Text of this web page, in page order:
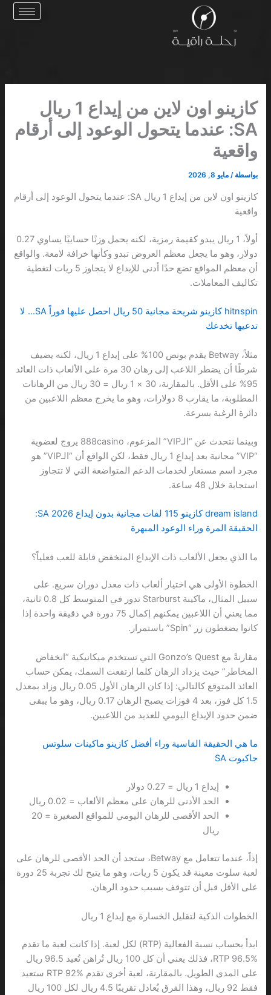
كازينو اون لاين من إيداع 1 ريال
SA: عندما يتحول الوعود إلى أرقام
واقعية
بواسطة /مايو 8, 2026
كازينو اون لاين من إيداع 1 ريال SA: عندما يتحول الوعود إلى أرقام
واقعية
أولاً، 1 ريال يبدو كقيمة رمزية، لكنه يحمل وزنًا حسابيًا يساوي 0.27
دولار، وهو ما يجعل معظم العروض تبدو وكأنها خرافة لامعة. والواقع
أن معظم المواقع تضع حدًا أدنى للإيداع لا يتجاوز 5 ريات لتغطية
تكاليف المعاملات.
hitnspin كازينو شريحة مجانية 50 ريال احصل عليها فوراً SA… لا
تدعيها تخدعك
مثلاً، Betway يقدم بونص 100% على إيداع 1 ريال، لكنه يضيف
شرطًا أن يضطر اللاعب إلى رهان 30 مرة على الألعاب ذات العائد
95% على الأقل. بالمقارنة، 30 × 1 ريال = 30 ريال من الرهانات
المطلوبة، ما يقارب 8 دولارات، وهو ما يخرج معظم اللاعبين من
دائرة الرغبة بسرعة.
وبينما نتحدث عن “الـVIP” المزعوم، 888casino يروج لعضوية
“VIP” مجانية بعد إيداع 1 ريال فقط، لكن الواقع أن “الـVIP” هو
مجرد اسم مستعار لخدمات الدعم المتواضعة التي لا تتجاوز
استجابة خلال 48 ساعة.
dream island كازينو 115 لفات مجانية بدون إيداع 2026 SA:
الحقيقة المرة وراء الوعود المبهرة
ما الذي يجعل الألعاب ذات الإيداع المنخفض قابلة للعب فعلياً؟
الخطوة الأولى هي اختيار ألعاب ذات معدل دوران سريع. على
سبيل المثال، ماكينة Starburst تدور في المتوسط كل 0.8 ثانية،
مما يعني أن اللاعبين يمكنهم إكمال 75 دورة في دقيقة واحدة إذا
كانوا يضغطون زر “Spin” باستمرار.
مقارنةً مع Gonzo’s Quest التي تستخدم ميكانيكية “انخفاض
المخاطر” حيث يزداد الرهان كلما ارتفعت السمك، يمكن حساب
العائد المتوقع كالتالي: إذا كان الرهان الأول 0.05 ريال وزاد بمعدل
1.5 كل فوز، بعد 4 فوزات يصبح الرهان 0.17 ريال، وهو ما يبقى
ضمن حدود الإيداع اليومي للعديد من اللاعبين.
ما هي الحقيقة القاسية وراء أفضل كازينو ماكينات سلوتس
جاكبوت SA
إيداع 1 ريال = 0.27 دولار
الحد الأدنى للرهان على معظم الألعاب = 0.02 ريال
الحد الأقصى للرهان اليومي للمواقع الصغيرة = 20
ريال
إذاً، عندما تتعامل مع Betway، ستجد أن الحد الأقصى للرهان على
لعبة سلوت معينة قد يكون 5 ريات، وهو ما يتيح لك تجربة 25 دورة
على الأقل قبل أن تتوقف بسبب حدود الرهان.
الخطوات الذكية لتقليل الخسارة مع إيداع 1 ريال
ابدأ بحساب نسبة الفعالية (RTP) لكل لعبة. إذا كانت لعبة ما تقدم
RTP 96.5%، فذلك يعني أن كل 100 ريال تُراهن تُعيد 96.5 ريال
على المدى الطويل. بالمقارنة، لعبة أخرى تقدم RTP 92% ستعيد
فقط 92 ريال، وهذا الفرق يُعادل تقريبًا 4.5 ريال لكل 100 ريال